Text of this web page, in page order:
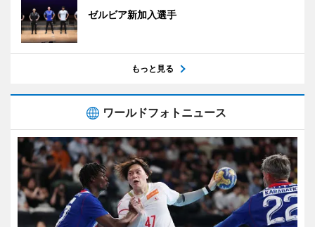
ゼルビア新加入選手
もっと見る
ワールドフォトニュース